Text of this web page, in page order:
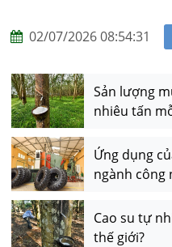
02/07/2026 08:54:31
Sản lượng
nhiêu tấn
Ứng dụng
ngành công
Cao su tự
thế giới?